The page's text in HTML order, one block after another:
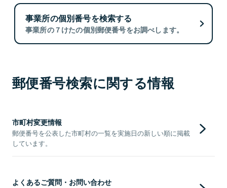
事業所の個別番号を検索する
事業所の７けたの個別郵便番号をお調べします。
郵便番号検索に関する情報
市町村変更情報
郵便番号を公表した市町村の一覧を実施日の新しい順に掲載
しています。
よくあるご質問・お問い合わせ